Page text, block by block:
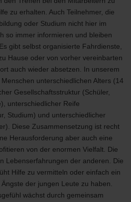
zu erhalten. Auch Teilnehmer, die
oder Studium nicht hier im
so immer informieren und bleiben
gibt selbst organisierte Fahrdienste,
Hause oder von vorher vereinbarten
auch wieder absetzen. In unserem
unterschiedlichen Alters (14
Gesellschaftsstruktur (Schüler,
unterschiedlicher Reife
Studium) und unterschiedlicher
Diese Zusammensetzung ist recht
Herausforderung aber auch eine
von der enormen Vielfalt. Die
Lebenserfahrungen der anderen. Die
Hilfe zu vermitteln oder einfach ein
der jungen Leute zu haben.
wächst durch gemeinsam